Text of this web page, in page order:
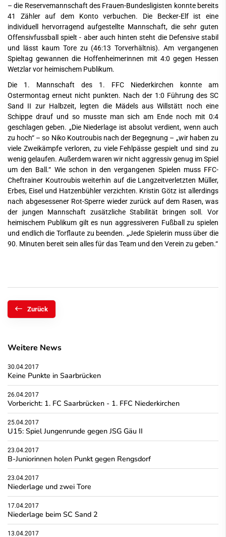
– die Reservemannschaft des Frauen-Bundesligisten konnte bereits
41 Zähler auf dem Konto verbuchen. Die Becker-Elf ist eine
individuell hervorragend aufgestellte Mannschaft, die sehr guten
Offensivfussball spielt - aber auch hinten steht die Defensive stabil
und lässt kaum Tore zu (46:13 Torverhältnis). Am vergangenen
Spieltag gewannen die Hoffenheimerinnen mit 4:0 gegen Hessen
Wetzlar vor heimischem Publikum.
Die 1. Mannschaft des 1. FFC Niederkirchen konnte am
Ostermontag erneut nicht punkten. Nach der 1:0 Führung des SC
Sand II zur Halbzeit, legten die Mädels aus Willstätt noch eine
Schippe drauf und so musste man sich am Ende noch mit 0:4
geschlagen geben. „Die Niederlage ist absolut verdient, wenn auch
zu hoch“ – so Niko Koutroubis nach der Begegnung – „wir haben zu
viele Zweikämpfe verloren, zu viele Fehlpässe gespielt und sind zu
wenig gelaufen. Außerdem waren wir nicht aggressiv genug im Spiel
um den Ball.“ Wie schon in den vergangenen Spielen muss FFC-
Cheftrainer Koutroubis weiterhin auf die Langzeitverletzten Müller,
Erbes, Eisel und Hatzenbühler verzichten. Kristin Götz ist allerdings
nach abgesessener Rot-Sperre wieder zurück auf dem Rasen, was
der jungen Mannschaft zusätzliche Stabilität bringen soll. Vor
heimischem Publikum gilt es nun aggressiveren Fußball zu spielen
und endlich die Torflaute zu beenden. „Jede Spielerin muss über die
90. Minuten bereit sein alles für das Team und den Verein zu geben.“
Zurück
Weitere News
30.04.2017
Keine Punkte in Saarbrücken
26.04.2017
Vorbericht: 1. FC Saarbrücken - 1. FFC Niederkirchen
25.04.2017
U15: Spiel Jungenrunde gegen JSG Gäu II
23.04.2017
B-Juniorinnen holen Punkt gegen Rengsdorf
23.04.2017
Niederlage und zwei Tore
17.04.2017
Niederlage beim SC Sand 2
13.04.2017